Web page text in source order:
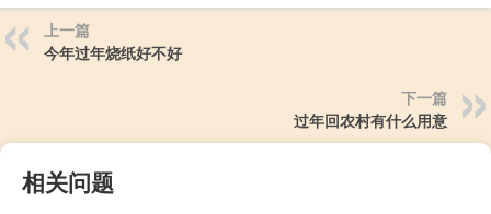
上一篇
今年过年烧纸好不好
下一篇
过年回农村有什么用意
相关问题